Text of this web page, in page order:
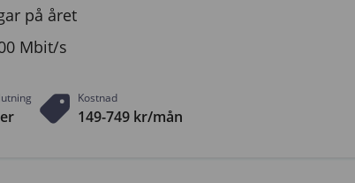
på året
Mbit/s
Kostnad
149-749 kr/mån